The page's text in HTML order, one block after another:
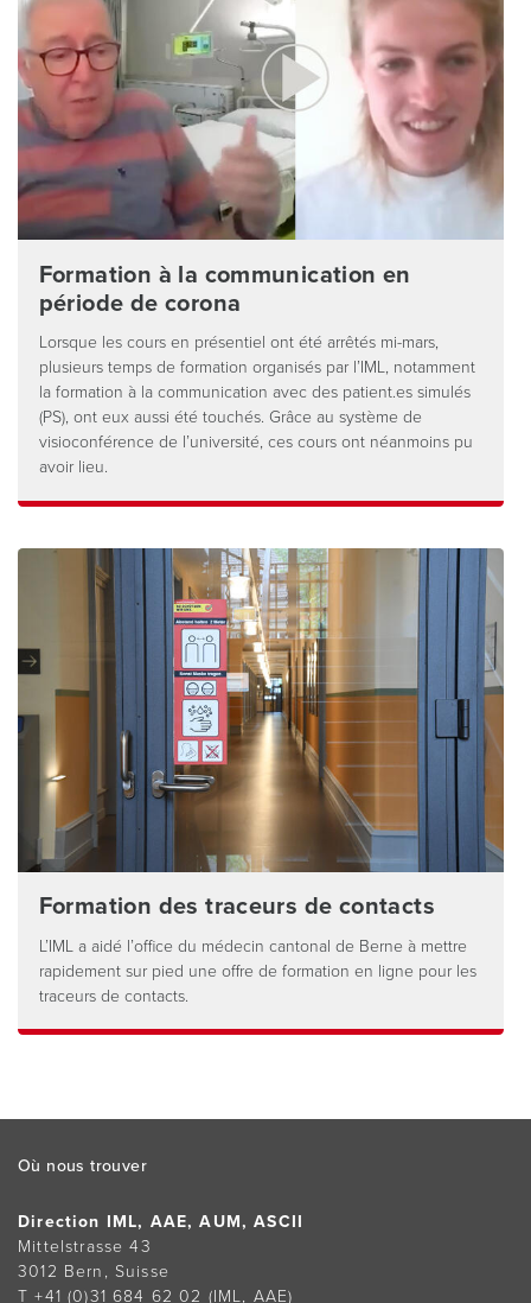
Formation à la communication en
période de corona
Lorsque les cours en présentiel ont été arrêtés mi-mars,
plusieurs temps de formation organisés par l’IML, notamment
la formation à la communication avec des patient.es simulés
(PS), ont eux aussi été touchés. Grâce au système de
visioconférence de l’université, ces cours ont néanmoins pu
avoir lieu.
Formation des traceurs de contacts
L’IML a aidé l’office du médecin cantonal de Berne à mettre
rapidement sur pied une offre de formation en ligne pour les
traceurs de contacts.
Footer
Où nous trouver
Direction IML, AAE, AUM, ASCII
Mittelstrasse 43
3012 Bern, Suisse
T +41 (0)31 684 62 02 (IML, AAE)